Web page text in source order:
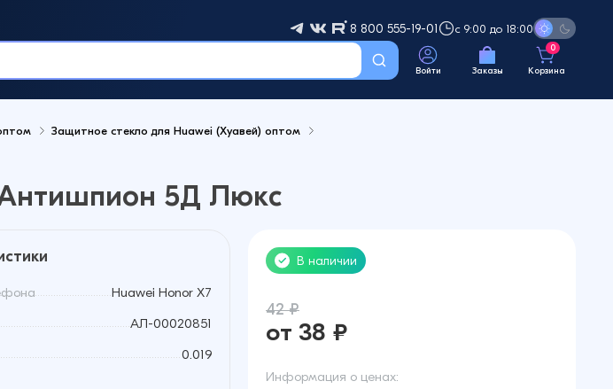
8 800 555-19-01 с 9:00 до 18:00
Войти Заказы
0
Корзина
Защитное стекло для Huawei (Хуавей) оптом
Антишпион 5Д Люкс
Huawei Honor X7
АЛ-00020851
0.019
В наличии
42 ₽
от 38 ₽
Информация о ценах: